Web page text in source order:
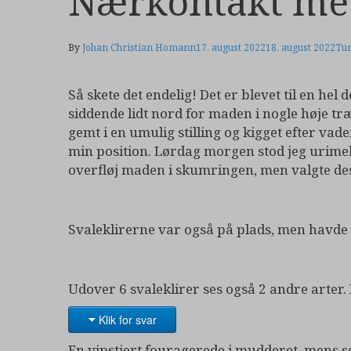
ByJohan Christian Homann17. august 202218. august 2022
Så skete det endelig! Det er blevet til en
siddende lidt nord for maden i nogle høje
gemt i en umulig stilling og kigget efter
min position. Lørdag morgen stod jeg
overfløj maden i skumringen, men valgte
Svaleklirerne var også på plads, men
Udover 6 svaleklirer ses også 2 andre arter.
Klik for svar